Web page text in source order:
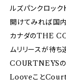
ルズパンクロック
開けてみれば国
カナダのTHE
ムリリースが待ち
COURTNEYSの
Looveこと